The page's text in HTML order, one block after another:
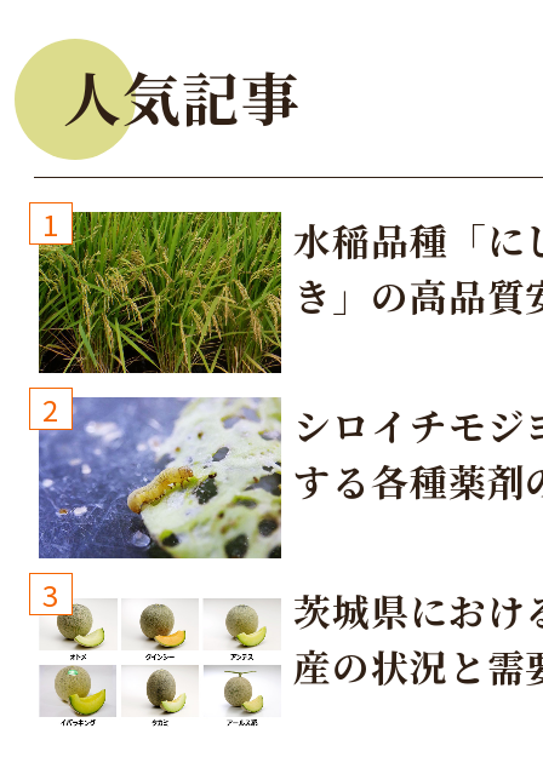
人気記事
1
水稲品種「に
き」の高品質
2
シロイチモジ
する各種薬剤
3
茨城県におけ
産の状況と需